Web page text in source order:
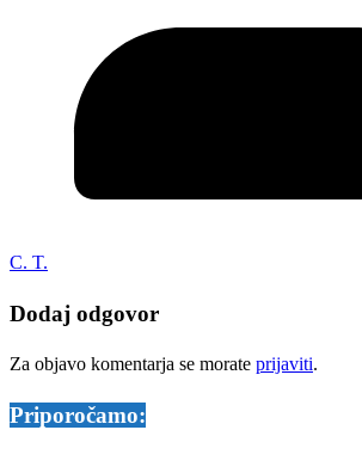
C. T.
Dodaj odgovor
Za objavo komentarja se morate prijaviti.
Priporočamo: